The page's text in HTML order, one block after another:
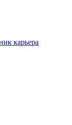
карьера